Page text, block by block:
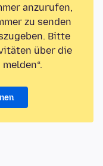
anzurufen,
zu senden
Bitte
über die